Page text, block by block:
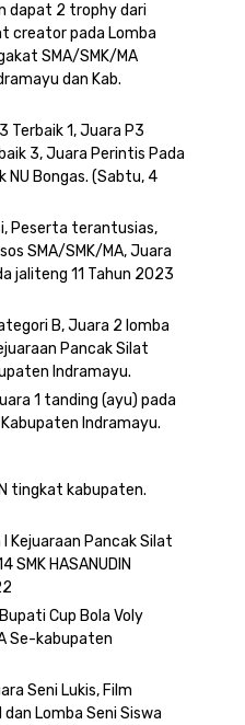
dapat 2 trophy dari
creator pada Lomba
SMA/SMK/MA
dan Kab.
Terbaik 1, Juara P3
3, Juara Perintis Pada
NU Bongas. (Sabtu, 4
Peserta terantusias,
SMA/SMK/MA, Juara
jaliteng 11 Tahun 2023
B, Juara 2 lomba
Pancak Silat
Indramayu.
1 tanding (ayu) pada
Indramayu.
tingkat kabupaten.
Kejuaraan Pancak Silat
SMK HASANUDIN
Cup Bola Voly
Se-kabupaten
Seni Lukis, Film
Lomba Seni Siswa